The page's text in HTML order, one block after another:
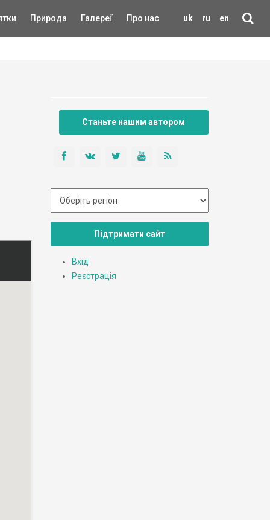
uk ru en
Природа Галереї Про нас
Станьте нашим автором
Підтримати сайт
Вхід
Реєстрація